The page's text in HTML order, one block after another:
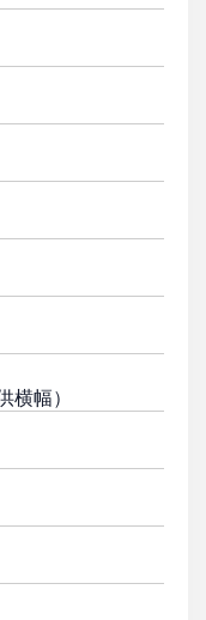
横幅）